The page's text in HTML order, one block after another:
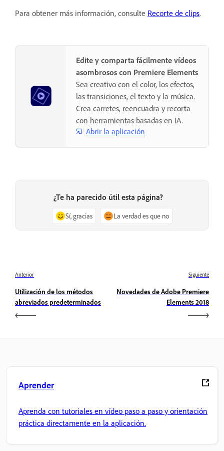
Para obtener más información, consulte Recorte de clips.
Edite y comparta fácilmente vídeos
asombrosos con Premiere Elements
Sea creativo con el color, los efectos,
las transiciones, el texto y la música.
Crea carretes, reencuadra y recorta
con herramientas basadas en IA.
Abrir la aplicación
¿Te ha parecido útil esta página?
Sí, gracias La verdad es que no
Anterior
Utilización de los métodos
abreviados predeterminados
Siguiente
Novedades de Adobe Premiere
Elements 2018
Aprender
Aprenda con tutoriales en vídeo paso a paso y orientación
práctica directamente en la aplicación.